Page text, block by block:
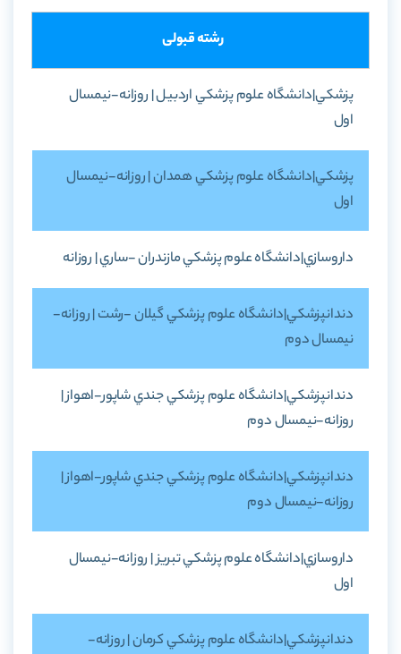
رشته قبولی
پزشکي|دانشگاه علوم پزشکي اردبيل | روزانه-نيمسال
اول
پزشکي|دانشگاه علوم پزشکي همدان | روزانه-نيمسال
اول
داروسازي|دانشگاه علوم پزشکي مازندران -ساري | روزانه
دندانپزشکي|دانشگاه علوم پزشکي گيلان -رشت | روزانه-
نيمسال دوم
دندانپزشکي|دانشگاه علوم پزشکي جندي شاپور-اهواز |
روزانه-نيمسال دوم
دندانپزشکي|دانشگاه علوم پزشکي جندي شاپور-اهواز |
روزانه-نيمسال دوم
داروسازي|دانشگاه علوم پزشکي تبريز | روزانه-نيمسال
اول
دندانپزشکي|دانشگاه علوم پزشکي کرمان | روزانه-